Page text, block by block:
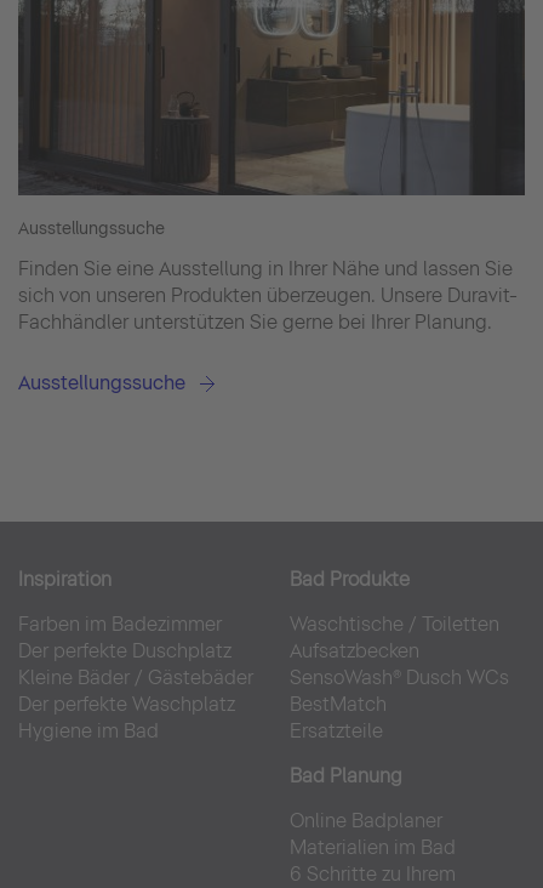
Ausstellungssuche
Finden Sie eine Ausstellung in Ihrer Nähe und lassen Sie
sich von unseren Produkten überzeugen. Unsere Duravit-
Fachhändler unterstützen Sie gerne bei Ihrer Planung.
Ausstellungssuche
Inspiration
Farben im Badezimmer
Der perfekte Duschplatz
Kleine Bäder / Gästebäder
Der perfekte Waschplatz
Hygiene im Bad
Bad Produkte
Waschtische / Toiletten
Aufsatzbecken
SensoWash® Dusch WCs
BestMatch
Ersatzteile
Bad Planung
Online Badplaner
Materialien im Bad
6 Schritte zu Ihrem